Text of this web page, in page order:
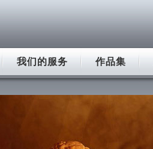
我们的服务 作品集